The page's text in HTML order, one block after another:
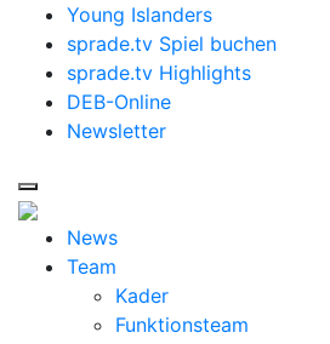
Young Islanders
sprade.tv Spiel buchen
sprade.tv Highlights
DEB-Online
Newsletter
News
Team
Kader
Funktionsteam